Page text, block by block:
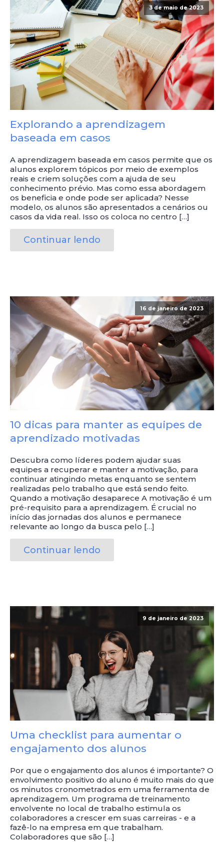
3 de maio de 2023
Explorando a aprendizagem
baseada em casos
A aprendizagem baseada em casos permite que os
alunos explorem tópicos por meio de exemplos
reais e criem soluções com a ajuda de seu
conhecimento prévio. Mas como essa abordagem
os beneficia e onde pode ser aplicada? Nesse
modelo, os alunos são apresentados a cenários ou
casos da vida real. Isso os coloca no centro […]
Continuar lendo
16 de janeiro de 2023
10 dicas para manter as equipes de
aprendizado motivadas
Descubra como líderes podem ajudar suas
equipes a recuperar e manter a motivação, para
continuar atingindo metas enquanto se sentem
realizadas pelo trabalho que está sendo feito.
Quando a motivação desaparece A motivação é um
pré-requisito para a aprendizagem. É crucial no
início das jornadas dos alunos e permanece
relevante ao longo da busca pelo […]
Continuar lendo
9 de janeiro de 2023
Uma checklist para aumentar o
engajamento dos alunos
Por que o engajamento dos alunos é importante? O
envolvimento positivo do aluno é muito mais do que
os minutos cronometrados em uma ferramenta de
aprendizagem. Um programa de treinamento
envolvente no local de trabalho estimula os
colaboradores a crescer em suas carreiras - e a
fazê-lo na empresa em que trabalham.
Colaboradores que são […]